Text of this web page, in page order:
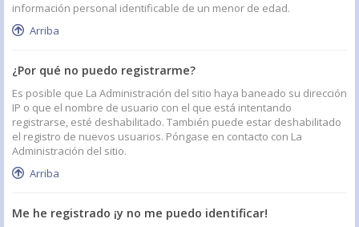
información personal identificable de un menor de edad.
Arriba
¿Por qué no puedo registrarme?
Es posible que La Administración del sitio haya baneado su dirección
IP o que el nombre de usuario con el que está intentando
registrarse, esté deshabilitado. También puede estar deshabilitado
el registro de nuevos usuarios. Póngase en contacto con La
Administración del sitio.
Arriba
Me he registrado ¡y no me puedo identificar!